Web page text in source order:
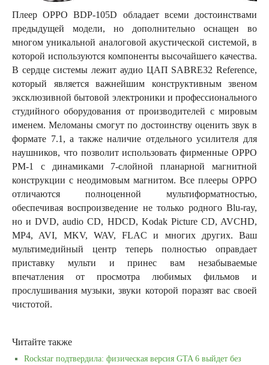
Плеер OPPO BDP-105D обладает всеми достоинствами
предыдущей модели, но дополнительно оснащен во
многом уникальной аналоговой акустической системой, в
которой используются компоненты высочайшего качества.
В сердце системы лежит аудио ЦАП SABRE32 Reference,
который является важнейшим конструктивным звеном
эксклюзивной бытовой электроники и профессионального
студийного оборудования от производителей с мировым
именем. Меломаны смогут по достоинству оценить звук в
формате 7.1, а также наличие отдельного усилителя для
наушников, что позволит использовать фирменные OPPO
PM-1 с динамиками 7-слойной планарной магнитной
конструкции с неодимовым магнитом. Все плееры OPPO
отличаются полноценной мультиформатностью,
обеспечивая воспроизведение не только родного Blu-ray,
но и DVD, audio CD, HDCD, Kodak Picture CD, AVCHD,
MP4, AVI, MKV, WAV, FLAC и многих других. Ваш
мультимедийный центр теперь полностью оправдает
приставку мульти и принес вам незабываемые
впечатления от просмотра любимых фильмов и
прослушивания музыки, звуки которой поразят вас своей
чистотой.
Читайте также
Rockstar подтвердила: физическая версия GTA 6 выйдет без